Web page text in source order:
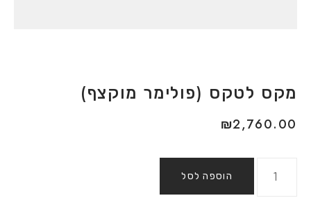
מקס לטקס (פולימר מוקצף)
₪2,760.00
הוספה לסל